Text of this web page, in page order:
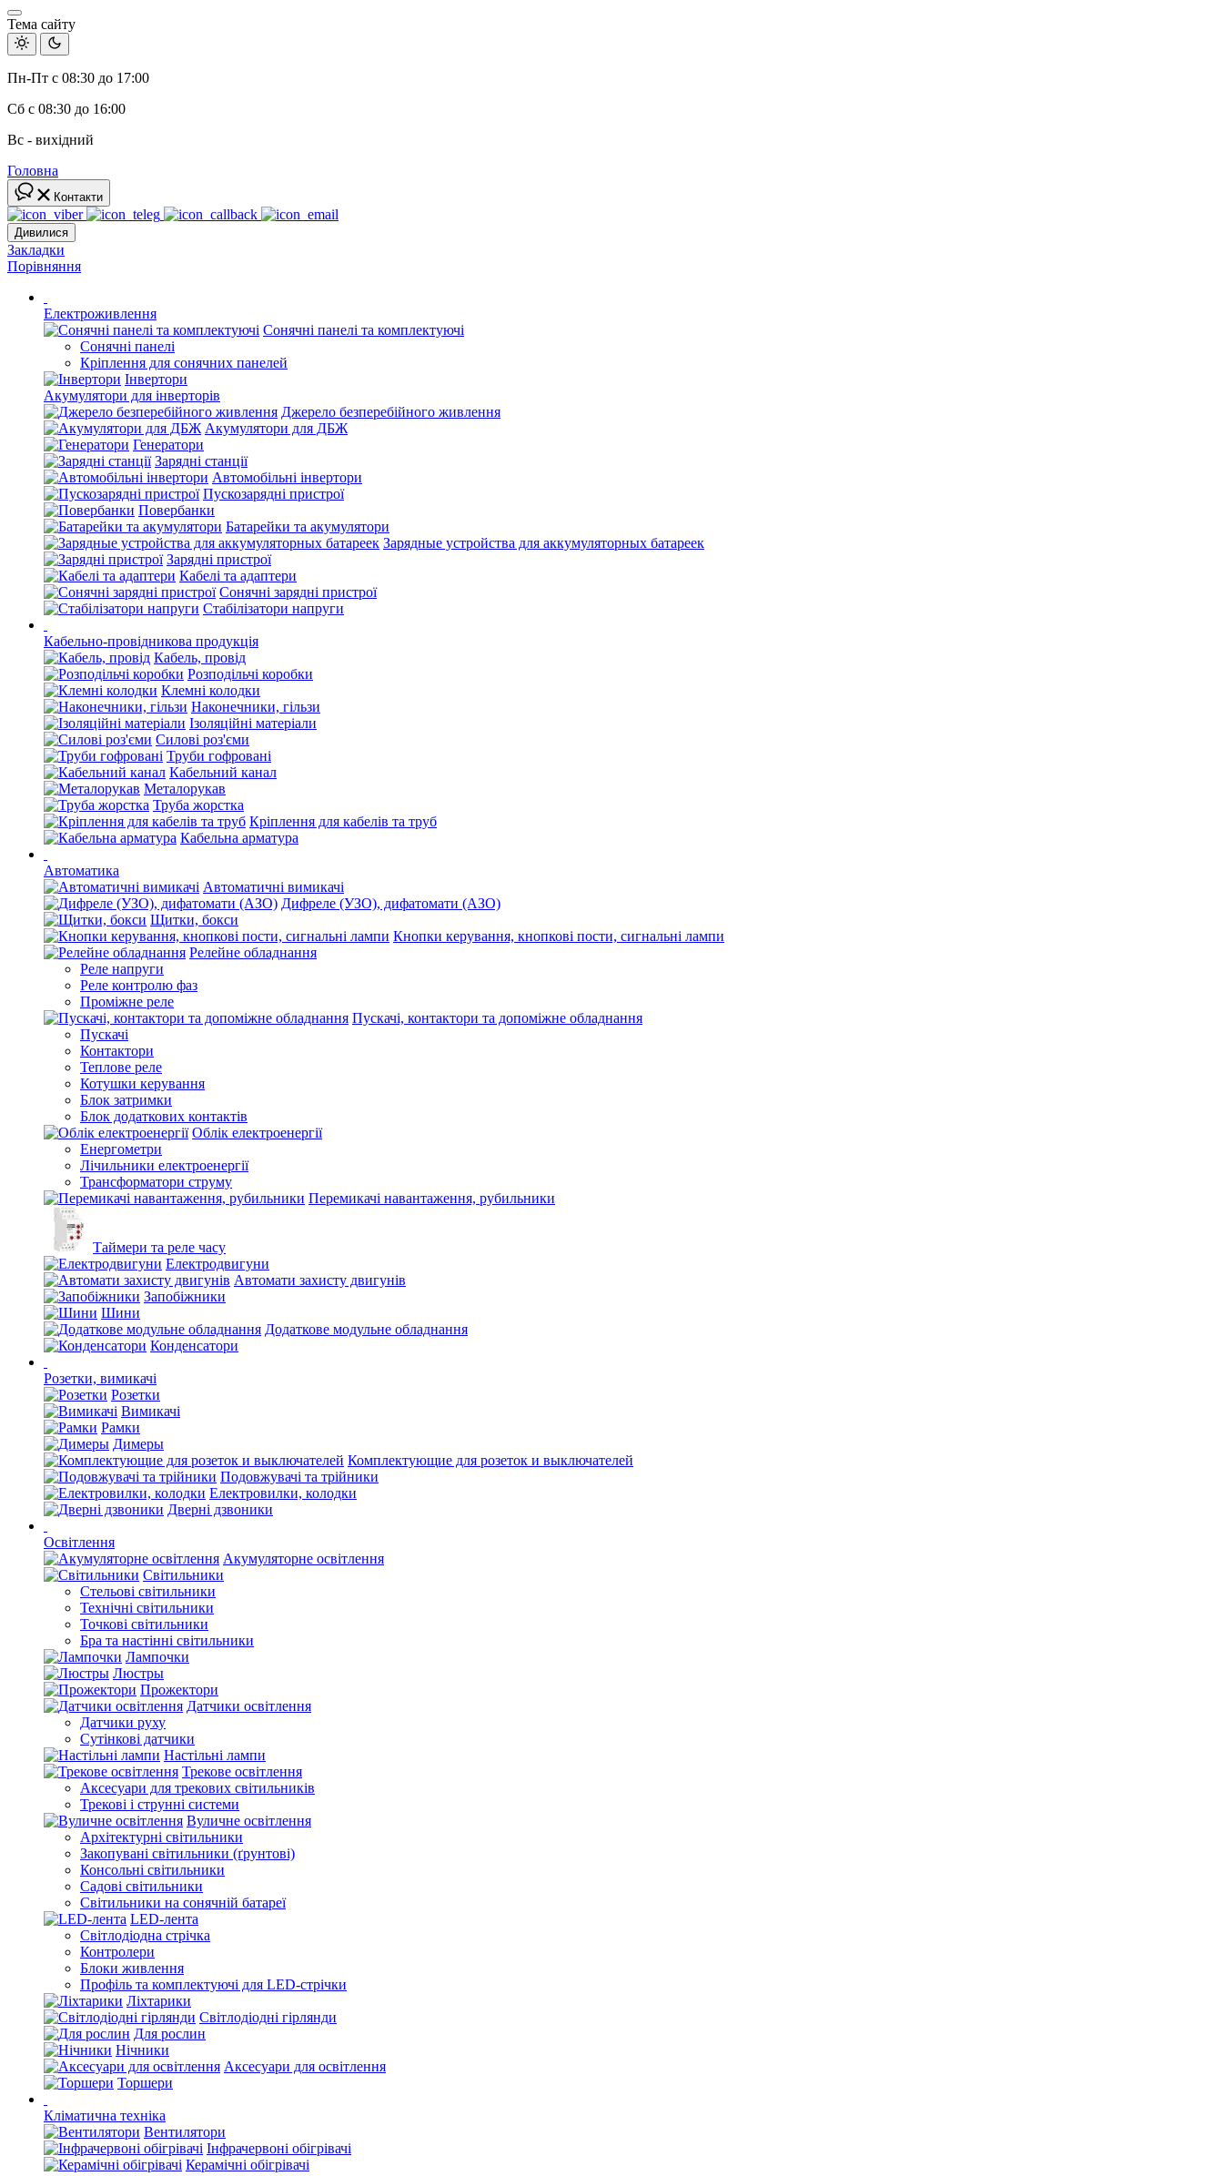
Тема сайту
Пн-Пт с 08:30 до 17:00
Сб с 08:30 до 16:00
Вс - вихідний
Головна
Контакти
Дивилися
Закладки
Порівняння
Електроживлення
Сонячні панелі та комплектуючі
Сонячні панелі
Кріплення для сонячних панелей
Інвертори
Акумулятори для інверторів
Джерело безперебійного живлення
Акумулятори для ДБЖ
Генератори
Зарядні станції
Автомобільні інвертори
Пускозарядні пристрої
Повербанки
Батарейки та акумулятори
Зарядные устройства для аккумуляторных батареек
Зарядні пристрої
Кабелі та адаптери
Сонячні зарядні пристрої
Стабілізатори напруги
Кабельно-провідникова продукція
Кабель, провід
Розподільчі коробки
Клемні колодки
Наконечники, гільзи
Ізоляційні матеріали
Силові роз'єми
Труби гофровані
Кабельний канал
Металорукав
Труба жорстка
Кріплення для кабелів та труб
Кабельна арматура
Автоматика
Автоматичні вимикачі
Дифреле (УЗО), дифатомати (АЗО)
Щитки, бокси
Кнопки керування, кнопкові пости, сигнальні лампи
Релейне обладнання
Реле напруги
Реле контролю фаз
Проміжне реле
Пускачі, контактори та допоміжне обладнання
Пускачі
Контактори
Теплове реле
Котушки керування
Блок затримки
Блок додаткових контактів
Облік електроенергії
Енергометри
Лічильники електроенергії
Трансформатори струму
Перемикачі навантаження, рубильники
Таймери та реле часу
Електродвигуни
Автомати захисту двигунів
Запобіжники
Шини
Додаткове модульне обладнання
Конденсатори
Розетки, вимикачі
Розетки
Вимикачі
Рамки
Димеры
Комплектующие для розеток и выключателей
Подовжувачі та трійники
Електровилки, колодки
Дверні дзвоники
Освітлення
Акумуляторне освітлення
Світильники
Стельові світильники
Технічні світильники
Точкові світильники
Бра та настінні світильники
Лампочки
Люстры
Прожектори
Датчики освітлення
Датчики руху
Сутінкові датчики
Настільні лампи
Трекове освітлення
Аксесуари для трекових світильників
Трекові і струнні системи
Вуличне освітлення
Архітектурні світильники
Закопувані світильники (ґрунтові)
Консольні світильники
Садові світильники
Світильники на сонячній батареї
LED-лента
Світлодіодна стрічка
Контролери
Блоки живлення
Профіль та комплектуючі для LED-стрічки
Ліхтарики
Світлодіодні гірлянди
Для рослин
Нічники
Аксесуари для освітлення
Торшери
Кліматична техніка
Вентилятори
Інфрачервоні обігрівачі
Керамічні обігрівачі